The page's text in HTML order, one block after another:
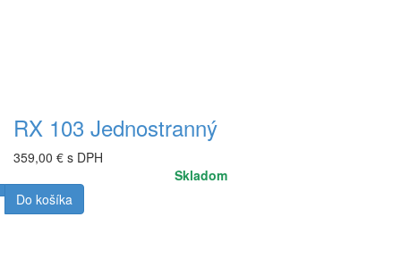
RX 103 Jednostranný
359,00 € s DPH
Skladom
Do košíka